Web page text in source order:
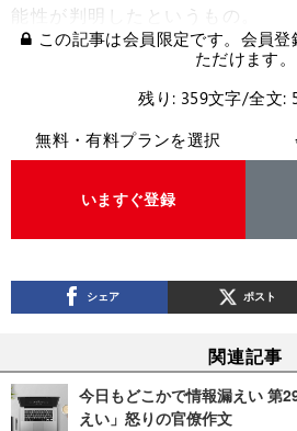
能性が判明したというもの。
この記事は会員限定です。会員
ただけます。
残り: 359文字/全文:
無料・有料プランを選択
いますぐ登録
シェア ポスト
関連記事
今日もどこかで情報漏えい 第
えい」怒りの官僚作文